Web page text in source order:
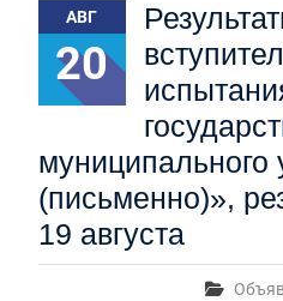
АВГ
20
муниципального
(письменно)»,
19 августа